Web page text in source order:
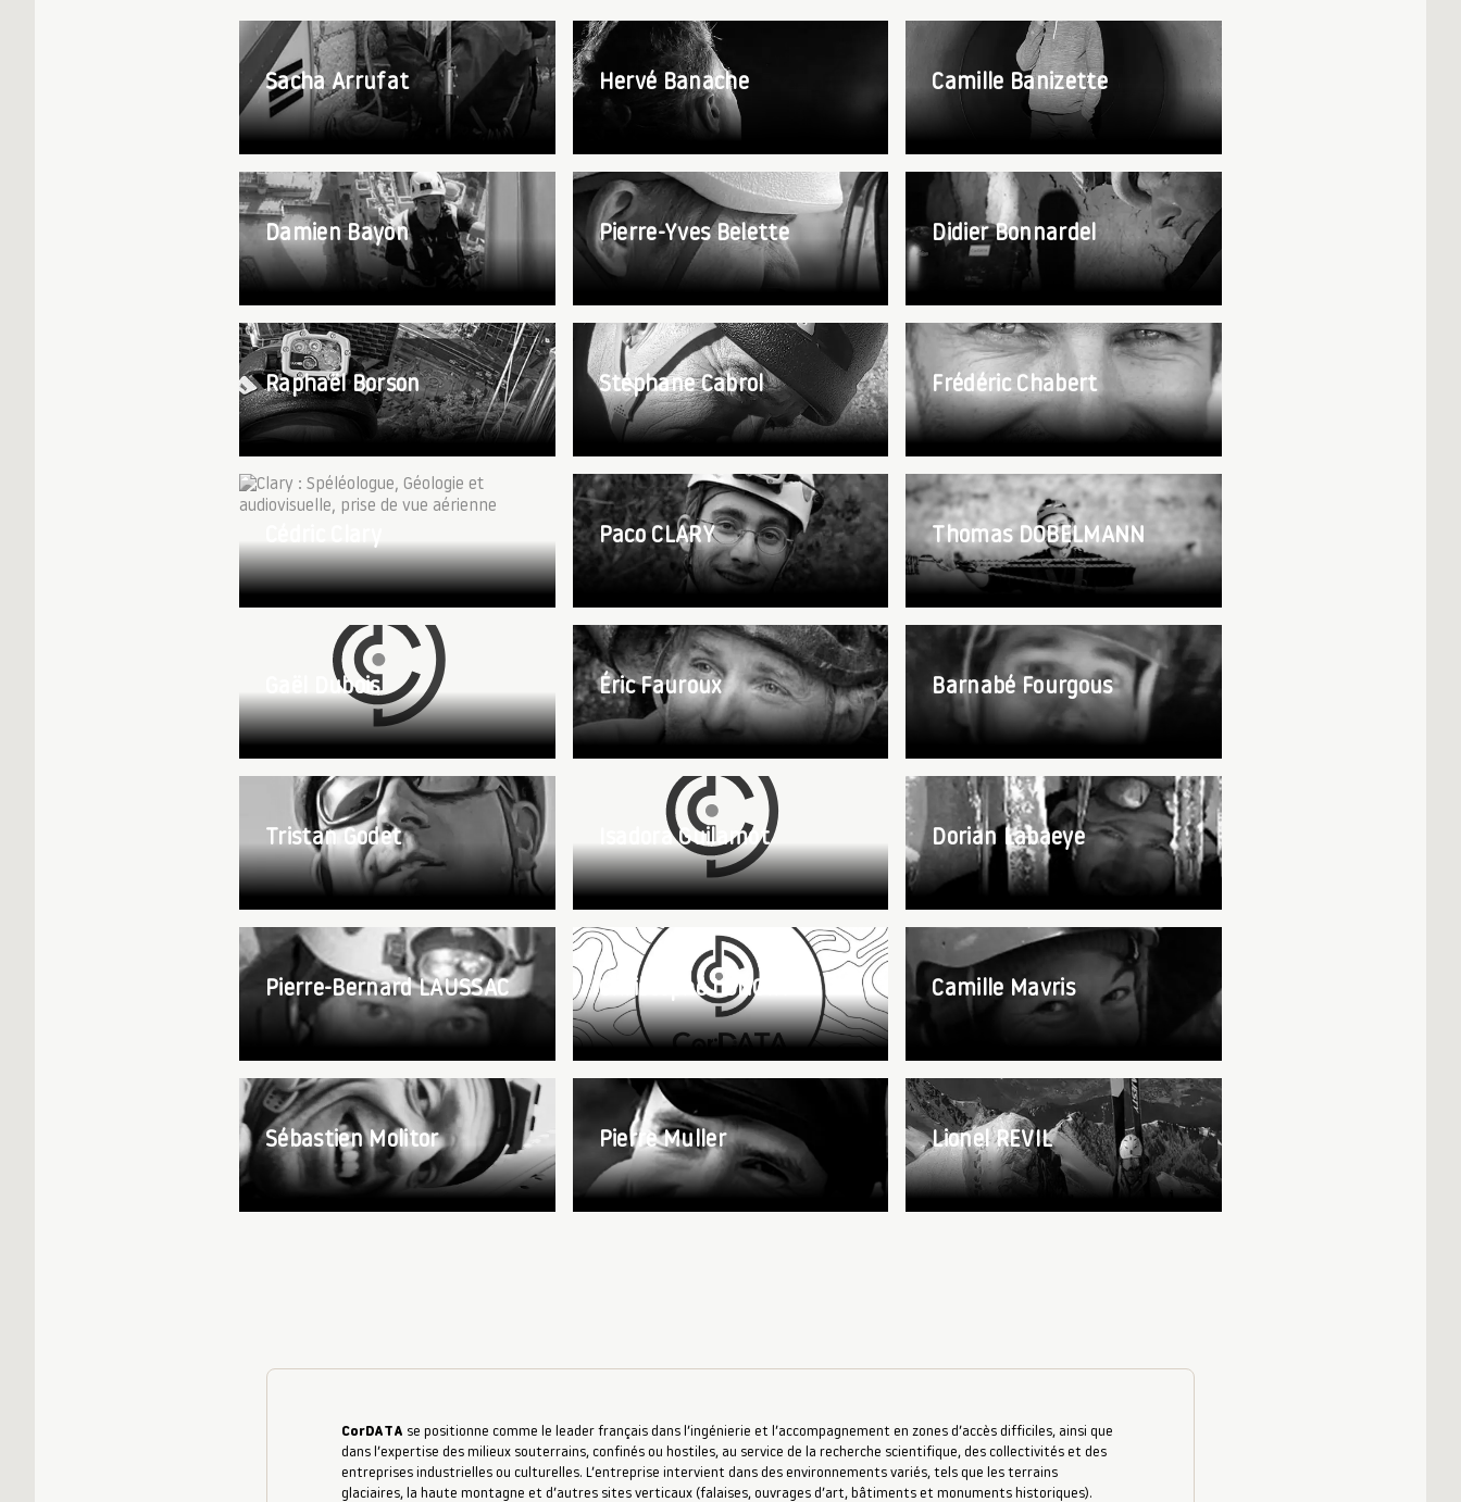
Sacha Arrufat Hervé Banache Camille Banizette
Damien Bayon Pierre-Yves Belette Didier Bonnardel
Raphaël Borson Stéphane Cabrol Frédéric Chabert
Paco CLARY Thomas DOBELMANN
Gaël Dubois Éric Fauroux Barnabé Fourgous
Tristan Godet Isadora Guilamot Dorian Labaeye
Pierre-Bernard LAUSSAC Christophe LONGIN Camille Mavris
Sébastien Molitor Pierre Muller Lionel REVIL
CorDATA se positionne comme le leader français dans l’ingénierie et l’accompagnement en zones d’accès difficiles, ainsi que
dans l’expertise des milieux souterrains, confinés ou hostiles, au service de la recherche scientifique, des collectivités et des
entreprises industrielles ou culturelles. L’entreprise intervient dans des environnements variés, tels que les terrains
glaciaires, la haute montagne et d’autres sites verticaux (falaises, ouvrages d’art, bâtiments et monuments historiques).